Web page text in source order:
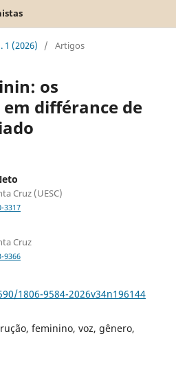
1 (2026) / Artigos
os
différance de
Cruz (UESC)
3317
Cruz
9366
1806-9584-2026v34n196144
feminino, voz, gênero,